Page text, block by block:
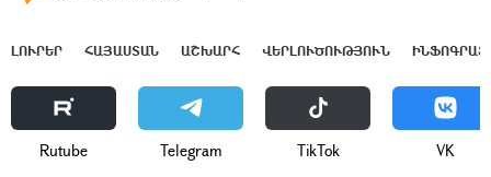
ԼՈՒՐԵՐ ՀԱՅԱՍՏԱՆ ԱՇԽԱՐՀ ՎԵՐԼՈՒԾՈՒԹՅՈՒՆ
Rutube Telegram ТikТоk VK